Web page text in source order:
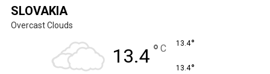
SLOVAKIA
Overcast Clouds
13.4 ° C 13.4°
13.4°